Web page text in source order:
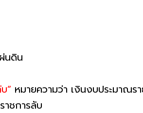
นดิน
” หมายความว่า เงินงบประมาณร
าชการลับ